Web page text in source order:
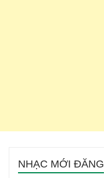
NHẠC MỚI ĐĂNG